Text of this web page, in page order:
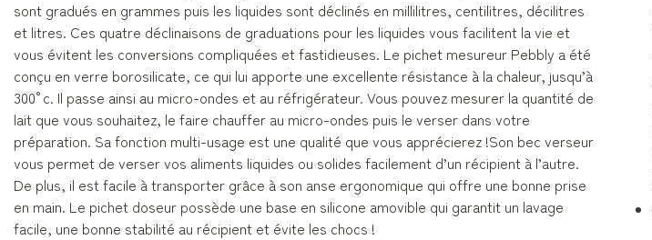
sont gradués en grammes puis les liquides sont déclinés en millilitres, centilitres, décilitres
et litres. Ces quatre déclinaisons de graduations pour les liquides vous facilitent la vie et
vous évitent les conversions compliquées et fastidieuses. Le pichet mesureur Pebbly a été
conçu en verre borosilicate, ce qui lui apporte une excellente résistance à la chaleur, jusqu’à
300°c. Il passe ainsi au micro-ondes et au réfrigérateur. Vous pouvez mesurer la quantité de
lait que vous souhaitez, le faire chauffer au micro-ondes puis le verser dans votre
préparation. Sa fonction multi-usage est une qualité que vous apprécierez !Son bec verseur
vous permet de verser vos aliments liquides ou solides facilement d’un récipient à l’autre.
De plus, il est facile à transporter grâce à son anse ergonomique qui offre une bonne prise
en main. Le pichet doseur possède une base en silicone amovible qui garantit un lavage
facile, une bonne stabilité au récipient et évite les chocs !